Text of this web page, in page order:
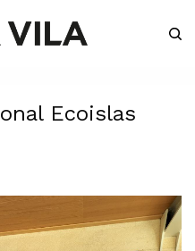
Ecoislas